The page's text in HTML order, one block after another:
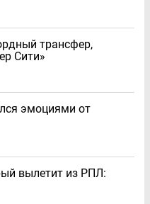
трансфер,
Сити»
эмоциями от
вылетит из РПЛ: